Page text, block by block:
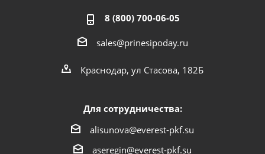
8 (800) 700-06-05
sales@prinesipoday.ru
Краснодар, ул Стасова, 182Б
Для сотрудничества:
alisunova@everest-pkf.su
aseregin@everest-pkf.su